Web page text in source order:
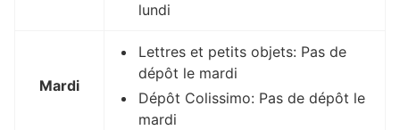
lundi
Mardi
Lettres et petits objets: Pas de
dépôt le mardi
Dépôt Colissimo: Pas de dépôt le
mardi